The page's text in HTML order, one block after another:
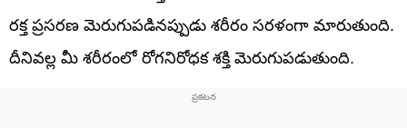
రక్త ప్రసరణ మెరుగుపడినప్పుడు శరీరం సరళంగా మారుతుంది.
దీనివల్ల మీ శరీరంలో రోగనిరోధక శక్తి మెరుగుపడుతుంది.